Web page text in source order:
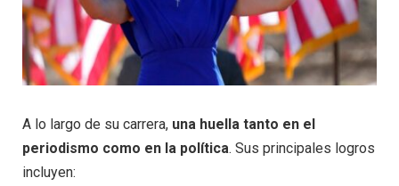
A lo largo de su carrera, una huella tanto en el
periodismo como en la política. Sus principales logros
incluyen: